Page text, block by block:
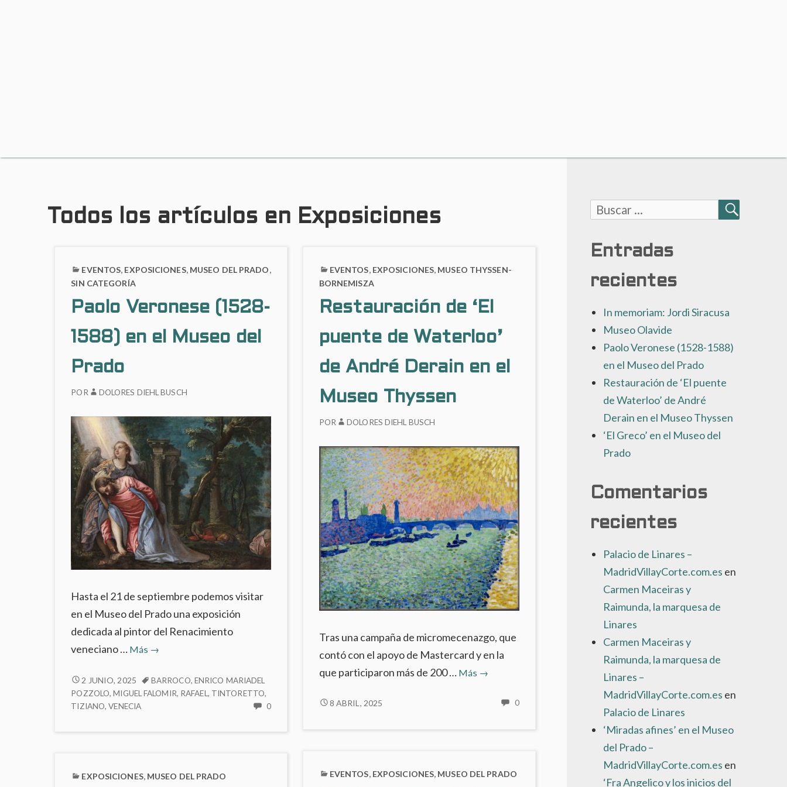
Todos los artículos en Exposiciones
EVENTOS, EXPOSICIONES, MUSEO DEL PRADO,
SIN CATEGORÍA
Paolo Veronese (1528-
1588) en el Museo del
Prado
POR DOLORES DIEHL BUSCH
Hasta el 21 de septiembre podemos visitar
en el Museo del Prado una exposición
dedicada al pintor del Renacimiento
veneciano … Más Paolo
(1528-
1588)
Prado
→
PAOLO
VERONESE
(1528-
DEL
2 JUNIO, 2025 BARROCO, ENRICO MARIADEL
POZZOLO,MIGUEL FALOMIR, RAFAEL , TINTORETTO,
TIZIANO,VENECIA 0NO
EVENTOS, EXPOSICIONES, MUSEO THYSSEN-
BORNEMISZA
Restauración de ‘El
puente de Waterloo’
de André Derain en el
Museo Thyssen
POR DOLORES DIEHL BUSCH
Tras una campaña de micromecenazgo, que
contó con el apoyo de Mastercard y en la
que participaron más de 200 … Más
Restauración
→
RESTAURACIÓN
WATERLOO’
8 ABRIL, 2025 0NO
EVENTOS, EXPOSICIONES, MUSEO DEL PRADO
EXPOSICIONES, MUSEO DEL PRADO
Buscar:
BUSCAR
Entradas
recientes
In memoriam: Jordi Siracusa
Museo Olavide
Paolo Veronese (1528-1588)
en el Museo del Prado
Restauración de ‘El puente
de Waterloo’ de André
Derain en el Museo Thyssen
‘El Greco’ en el Museo del
Prado
Comentarios
recientes
Palacio de Linares –
MadridVillayCorte.com.es en
Carmen Maceiras y
Raimunda, la marquesa de
Linares
Carmen Maceiras y
Raimunda, la marquesa de
Linares –
MadridVillayCorte.com.es en
Palacio de Linares
‘Miradas afines’ en el Museo
del Prado –
MadridVillayCorte.com.es en
‘Fra Angelico y los inicios del